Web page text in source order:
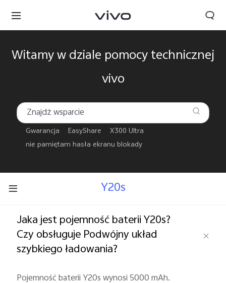
Witamy w dziale pomocy technicznej
vivo
Gwarancja EasyShare
X300 Ultra
nie pamiętam hasła ekranu blokady
Y20s
Jaka jest pojemność baterii Y20s?
Czy obsługuje Podwójny układ
szybkiego ładowania?
Pojemność baterii Y20s wynosi 5000 mAh.